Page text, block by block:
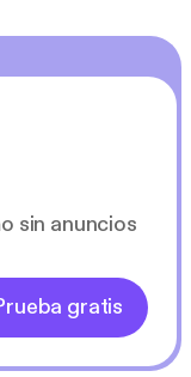
sin anuncios
gratis